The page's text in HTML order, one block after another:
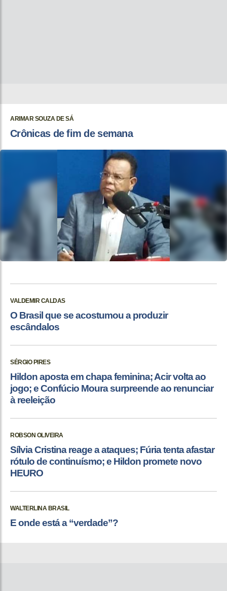
ARIMAR SOUZA DE SÁ
Crônicas de fim de semana
VALDEMIR CALDAS
O Brasil que se acostumou a produzir
escândalos
SÉRGIO PIRES
Hildon aposta em chapa feminina; Acir volta ao
jogo; e Confúcio Moura surpreende ao renunciar
à reeleição
ROBSON OLIVEIRA
Sílvia Cristina reage a ataques; Fúria tenta afastar
rótulo de continuísmo; e Hildon promete novo
HEURO
WALTERLINA BRASIL
E onde está a “verdade”?